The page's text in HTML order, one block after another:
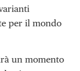
per il mondo
un momento